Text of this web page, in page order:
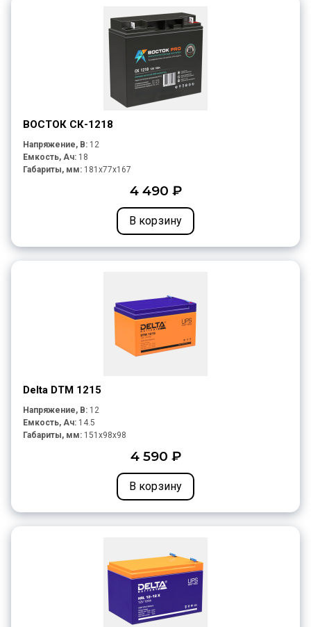
ВОСТОК СК-1218
Напряжение, В: 12
Емкость, Ач: 18
Габариты, мм: 181x77x167
4 490 ₽
В корзину
Delta DTM 1215
Напряжение, В: 12
Емкость, Ач: 14.5
Габариты, мм: 151x98x98
4 590 ₽
В корзину